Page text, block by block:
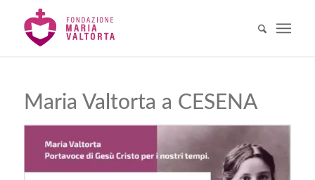
Maria Valtorta a CESENA